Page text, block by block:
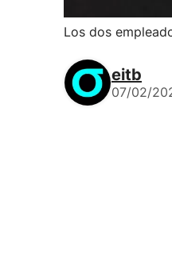
Los dos
eitb
07/02/